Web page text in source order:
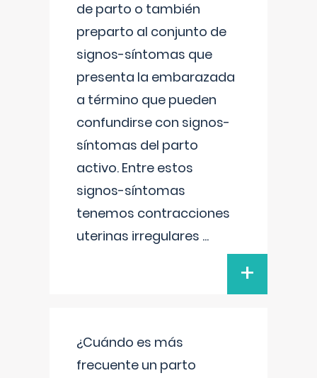
de parto o también
preparto al conjunto de
signos-síntomas que
presenta la embarazada
a término que pueden
confundirse con signos-
síntomas del parto
activo. Entre estos
signos-síntomas
tenemos contracciones
uterinas irregulares ...
+
¿Cuándo es más
frecuente un parto